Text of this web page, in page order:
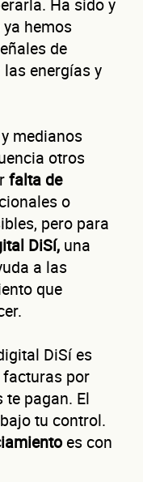
Ha sido y
hemos
de
energías y
medianos
otros
falta de
o
pero para
DiSí, una
a las
que
DiSí es
por
pagan. El
tu control.
es con